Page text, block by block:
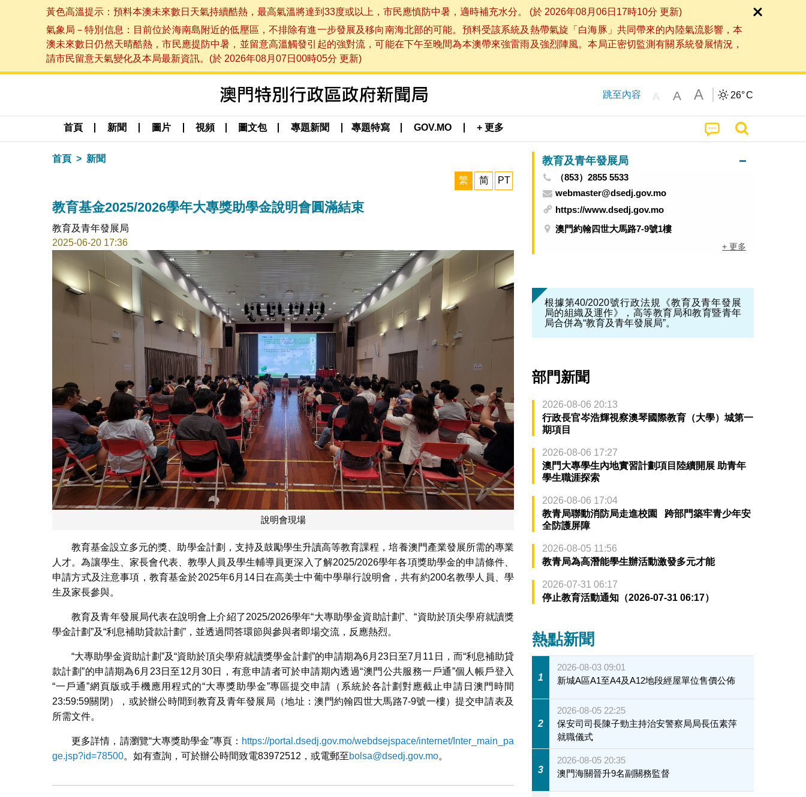
黃色高溫提示：預料本澳未來數日天氣持續酷熱，最高氣溫將達到33度或以上，市民應慎防中暑，適時補充水分。 (於 2026年08月06日17時10分 更新)
氣象局－特別信息：目前位於海南島附近的低壓區，不排除有進一步發展及移向南海北部的可能。預料受該系統及熱帶氣旋「白海豚」共同帶來的內陸氣流影響，本
澳未來數日仍然天晴酷熱，市民應提防中暑，並留意高溫觸發引起的強對流，可能在下午至晚間為本澳帶來強雷雨及強烈陣風。本局正密切監測有關系統發展情況，
請市民留意天氣變化及本局最新資訊。(於 2026年08月07日00時05分 更新)
跳至內容 A A A 26°C
首頁 新聞 圖片 視頻 圖文包 專題新聞 專題特寫 GOV.MO + 更多
首頁 新聞
繁 简 PT
教育基金2025/2026學年大專獎助學金說明會圓滿結束
教育及青年發展局
2025-06-20 17:36
說明會現場
教育基金設立多元的獎、助學金計劃，支持及鼓勵學生升讀高等教育課程，培養澳門產業發展所需的專業
人才。為讓學生、家長會代表、教學人員及學生輔導員更深入了解2025/2026學年各項獎助學金的申請條件、
申請方式及注意事項，教育基金於2025年6月14日在高美士中葡中學舉行說明會，共有約200名教學人員、學
生及家長參與。
教育及青年發展局代表在說明會上介紹了2025/2026學年“大專助學金資助計劃”、“資助於頂尖學府就讀獎
學金計劃”及“利息補助貸款計劃”，並透過問答環節與參與者即場交流，反應熱烈。
“大專助學金資助計劃”及“資助於頂尖學府就讀獎學金計劃”的申請期為6月23日至7月11日，而“利息補助貸
款計劃”的申請期為6月23日至12月30日，有意申請者可於申請期內透過“澳門公共服務一戶通”個人帳戶登入
“一戶通”網頁版或手機應用程式的“大專獎助學金”專區提交申請（系統於各計劃對應截止申請日澳門時間
23:59:59關閉），或於辦公時間到教育及青年發展局（地址：澳門約翰四世大馬路7-9號一樓）提交申請表及
所需文件。
更多詳情，請瀏覽“大專獎助學金”專頁： https://portal.dsedj.gov.mo/webdsejspace/internet/Inter_main_pa
ge.jsp?id=78500。如有查詢，可於辦公時間致電83972512，或電郵至bolsa@dsedj.gov.mo。
教育及青年發展局
（853）2855 5533
webmaster@dsedj.gov.mo
https://www.dsedj.gov.mo
澳門約翰四世大馬路7-9號1樓
+ 更多
根據第40/2020號行政法規《教育及青年發展
局的組織及運作》，高等教育局和教育暨青年
局合併為“教育及青年發展局”。
部門新聞
2026-08-06 20:13
行政長官岑浩輝視察澳琴國際教育（大學）城第一
期項目
2026-08-06 17:27
澳門大專學生內地實習計劃項目陸續開展 助青年
學生職涯探索
2026-08-06 17:04
教青局聯動消防局走進校園 跨部門築牢青少年安
全防護屏障
2026-08-05 11:56
教青局為高潛能學生辦活動激發多元才能
2026-07-31 06:17
停止教育活動通知（2026-07-31 06:17）
熱點新聞
1
2026-08-03 09:01
新城A區A1至A4及A12地段經屋單位售價公佈
2
2026-08-05 22:25
保安司司長陳子勁主持治安警察局局長伍素萍
就職儀式
3
2026-08-05 20:35
澳門海關晉升9名副關務監督